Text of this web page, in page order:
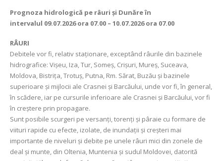
Prognoza hidrologică pe râuri și Dunăre în
intervalul 09.07.2026 ora 07.00 – 10.07.2026 ora 07.00
RÂURI
Debitele vor fi, relativ staționare, exceptând râurile din bazinele
hidrografice: Vișeu, Iza, Tur, Someș, Crișuri, Mureș, Suceava,
Moldova, Bistrița, Trotuș, Putna, Rm. Sărat, Buzău și bazinele
superioare și mijlocii ale Crasnei și Barcăului, unde vor fi, în general,
în scădere, iar pe cursurile inferioare ale Crasnei și Barcăului, vor fi
în creștere prin propagare.
Sunt posibile scurgeri pe versanți, torenți și pâraie cu formare de
viituri rapide cu efecte, izolate, de inundații și creșteri mai
importante de niveluri și debite pe unele râuri mici din zonele de
deal și munte, din Oltenia, Muntenia și sudul Moldovei, datorită